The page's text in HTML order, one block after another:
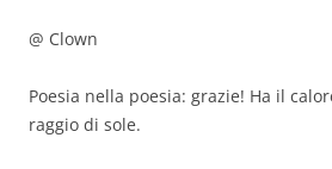
@ Clown
Poesia nella poesia: grazie! Ha il
raggio di sole.